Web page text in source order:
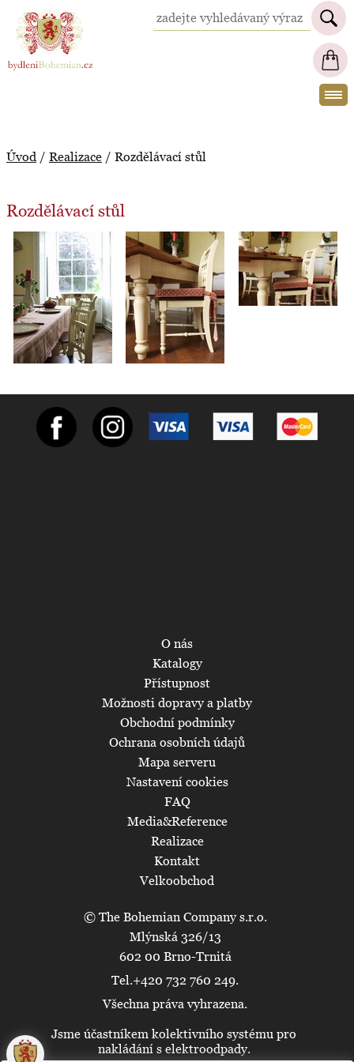
BydleniBohemian.cz
Úvod / Realizace / Rozdělávací stůl
Rozdělávací stůl
© The Bohemian Company s.r.o.
Mlýnská 326/13
602 00 Brno-Trnitá
Tel.+420 732 760 249.
Všechna práva vyhrazena.
O nás
Katalogy
Přístupnost
Možnosti dopravy a platby
Obchodní podmínky
Ochrana osobních údajů
Mapa serveru
Nastavení cookies
FAQ
Media&Reference
Realizace
Kontakt
Velkoobchod
Jsme účastníkem kolektivního systému pro
nakládání s elektroodpady.
🍪